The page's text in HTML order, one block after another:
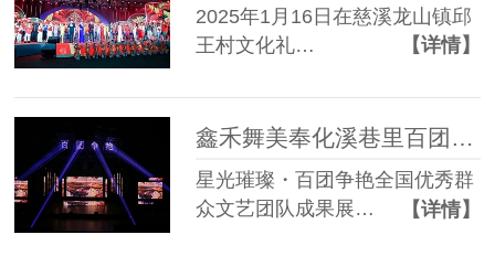
2025年1月16日在慈溪龙山镇邱
王村文化礼…
【详情】
鑫禾舞美奉化溪巷里百团汇演灯光音响租赁成功案例
星光璀璨・百团争艳全国优秀群
众文艺团队成果展…
【详情】